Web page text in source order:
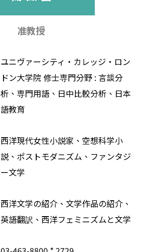
准教授
ユニヴァーシティ・カレッジ・ロン
ドン大学院 修士専門分野 : 言談分
析、専門用語、日中比較分析、日本
語教育
西洋現代女性小説家、空想科学小
説、ポストモダニズム、ファンタジ
ー文学
西洋文学の紹介、文学作品の紹介、
英語翻訳、西洋フェミニズムと文学